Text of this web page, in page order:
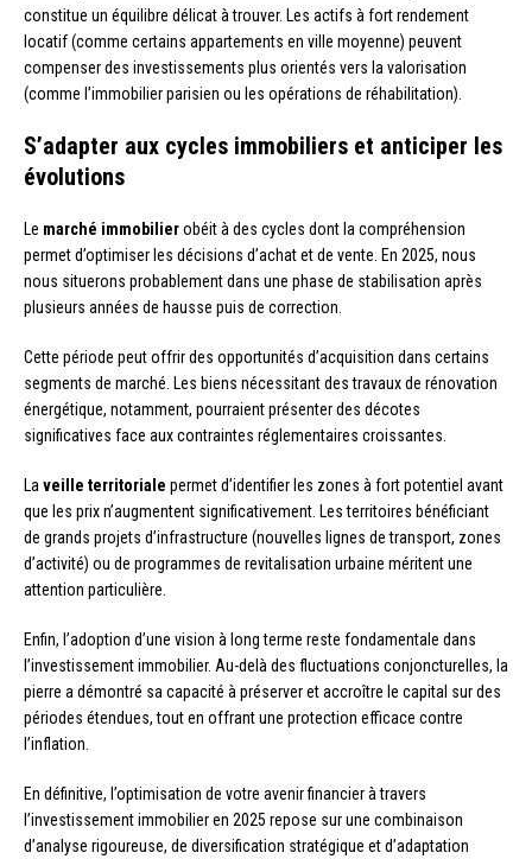
constitue un équilibre délicat à trouver. Les actifs à fort rendement
locatif (comme certains appartements en ville moyenne) peuvent
compenser des investissements plus orientés vers la valorisation
(comme l’immobilier parisien ou les opérations de réhabilitation).
S’adapter aux cycles immobiliers et anticiper les
évolutions
Le marché immobilierobéit à des cycles dont la compréhension
permet d’optimiser les décisions d’achat et de vente. En 2025, nous
nous situerons probablement dans une phase de stabilisation après
plusieurs années de hausse puis de correction.
Cette période peut offrir des opportunités d’acquisition dans certains
segments de marché. Les biens nécessitant des travaux de rénovation
énergétique, notamment, pourraient présenter des décotes
significatives face aux contraintes réglementaires croissantes.
La veille territoriale permet d’identifier les zones à fort potentiel avant
que les prix n’augmentent significativement. Les territoires bénéficiant
de grands projets d’infrastructure (nouvelles lignes de transport, zones
d’activité) ou de programmes de revitalisation urbaine méritent une
attention particulière.
Enfin, l’adoption d’une vision à long terme reste fondamentale dans
l’investissement immobilier. Au-delà des fluctuations conjoncturelles, la
pierre a démontré sa capacité à préserver et accroître le capital sur des
périodes étendues, tout en offrant une protection efficace contre
l’inflation.
En définitive, l’optimisation de votre avenir financier à travers
l’investissement immobilier en 2025 repose sur une combinaison
d’analyse rigoureuse, de diversification stratégique et d’adaptation